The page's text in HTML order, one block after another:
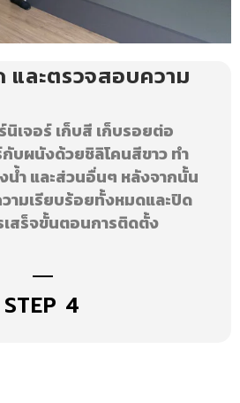
และตรวจสอบความ
นิเจอร์ เก็บสี เก็บรอยต่อ
กับผนังด้วยชิลิโคนสีขาว ทํา
น้ำ และส่วนอื่นๆ หลังจากนั้น
ามเรียบร้อยทั้งหมดและปิด
สร็จขั้นตอนการติดตั้ง
STEP 4